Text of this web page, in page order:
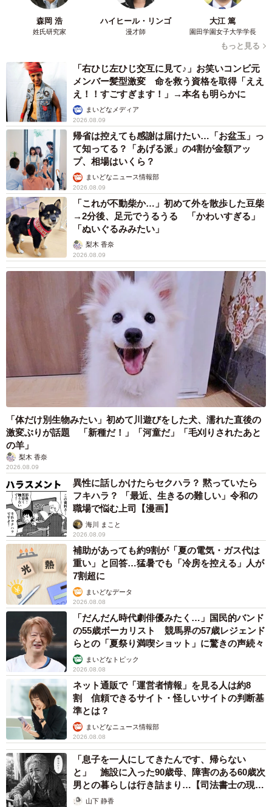
森岡 浩
姓氏研究家
ハイヒール・リンゴ
漫才師
大江 篤
園田学園女子大学学長
もっと見る
「右ひじ左ひじ交互に見て♪」お笑いコンビ元
メンバー髪型激変 命を救う資格を取得「ええ
え！！すごすぎます！」→本名も明らかに
まいどなメディア
2026.08.09
帰省は控えても感謝は届けたい…「お盆玉」っ
て知ってる？「あげる派」の4割が金額アッ
プ、相場はいくら？
まいどなニュース情報部
2026.08.09
「これが不動柴か…」初めて外を散歩した豆柴
→2分後、足元でうるうる 「かわいすぎる」
「ぬいぐるみみたい」
梨木 香奈
2026.08.09
「体だけ別生物みたい」初めて川遊びをした犬、濡れた直後の
激変ぶりが話題 「新種だ！」「河童だ」「毛刈りされたあと
の羊」
梨木 香奈
2026.08.09
異性に話しかけたらセクハラ？ 黙っていたら
フキハラ？ 「最近、生きるの難しい」令和の
職場で悩む上司【漫画】
海川 まこと
2026.08.09
補助があっても約9割が「夏の電気・ガス代は
重い」と回答…猛暑でも「冷房を控える」人が
7割超に
まいどなデータ
2026.08.08
「だんだん時代劇俳優みたく…」国民的バンド
の55歳ボーカリスト 競馬界の57歳レジェンド
らとの「夏祭り満喫ショット」に驚きの声続々
まいどなトピック
2026.08.08
ネット通販で「運営者情報」を見る人は約8
割 信頼できるサイト・怪しいサイトの判断基
準とは？
まいどなニュース情報部
2026.08.08
「息子を一人にしてきたんです、帰らない
と」 施設に入った90歳母、障害のある60歳次
男との暮らしは行き詰まり…【司法書士の現場
から】山下 静香